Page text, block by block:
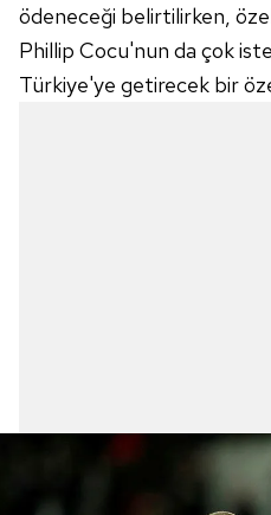
ödeneceği belirtilirken,
Phillip Cocu'nun da çok
Türkiye'ye getirecek bir